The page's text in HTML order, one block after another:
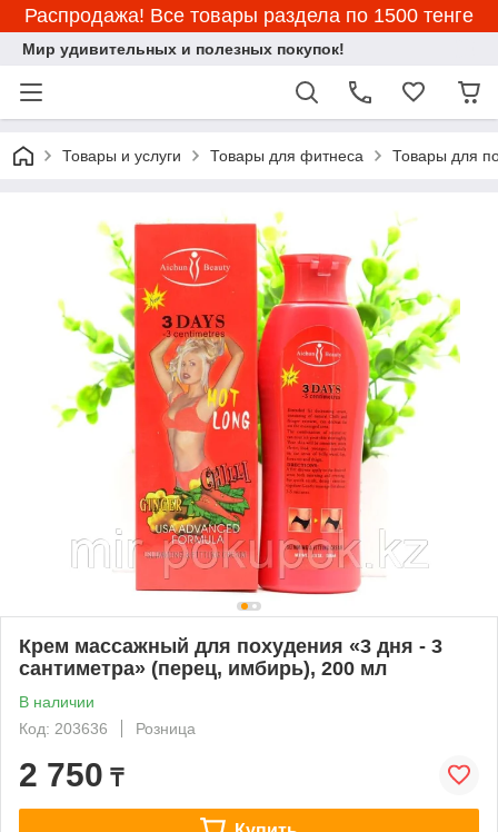
Распродажа! Все товары раздела по 1500 тенге
Мир удивительных и полезных покупок!
Товары и услуги Товары для фитнеса Товары для
Крем массажный для похудения «3 дня - 3
сантиметра» (перец, имбирь), 200 мл
В наличии
Код: 203636
Розница
2 750 ₸